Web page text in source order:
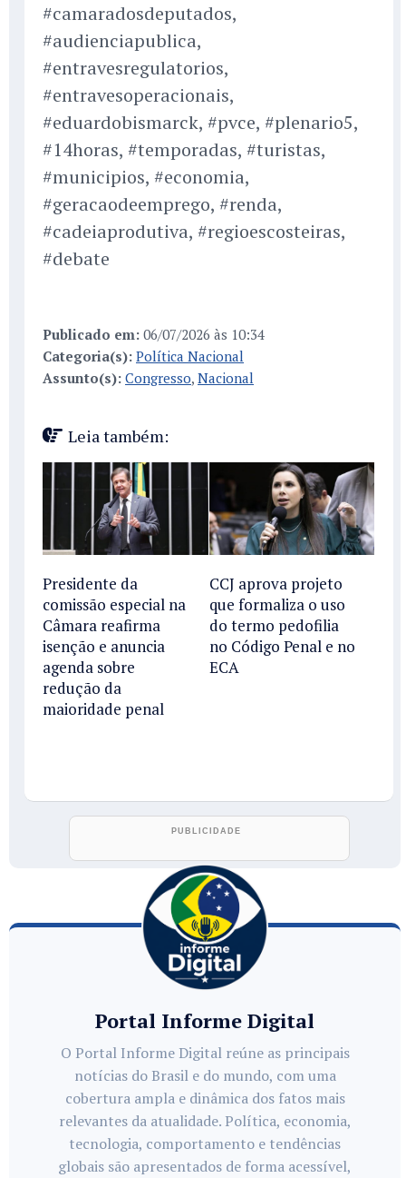
#camaradosdeputados,
#audienciapublica,
#entravesregulatorios,
#entravesoperacionais,
#eduardobismarck, #pvce, #plenario5,
#14horas, #temporadas, #turistas,
#municipios, #economia,
#geracaodeemprego, #renda,
#cadeiaprodutiva, #regioescosteiras,
#debate
Publicado em: 06/07/2026 às 10:34
Categoria(s): Política Nacional
Assunto(s): Congresso, Nacional
Leia também:
Presidente da
comissão especial na
Câmara reafirma
isenção e anuncia
agenda sobre
redução da
maioridade penal
CCJ aprova projeto
que formaliza o uso
do termo pedofilia
no Código Penal e no
ECA
Portal Informe Digital
O Portal Informe Digital reúne as principais
notícias do Brasil e do mundo, com uma
cobertura ampla e dinâmica dos fatos mais
relevantes da atualidade. Política, economia,
tecnologia, comportamento e tendências
globais são apresentados de forma acessível,